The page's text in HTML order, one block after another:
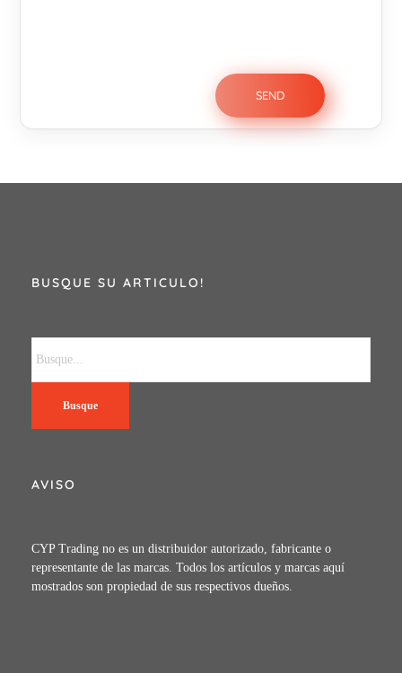
BUSQUE SU ARTICULO!
Busque
AVISO
CYP Trading no es un distribuidor autorizado, fabricante o
representante de las marcas. Todos los artículos y marcas aquí
mostrados son propiedad de sus respectivos dueños.